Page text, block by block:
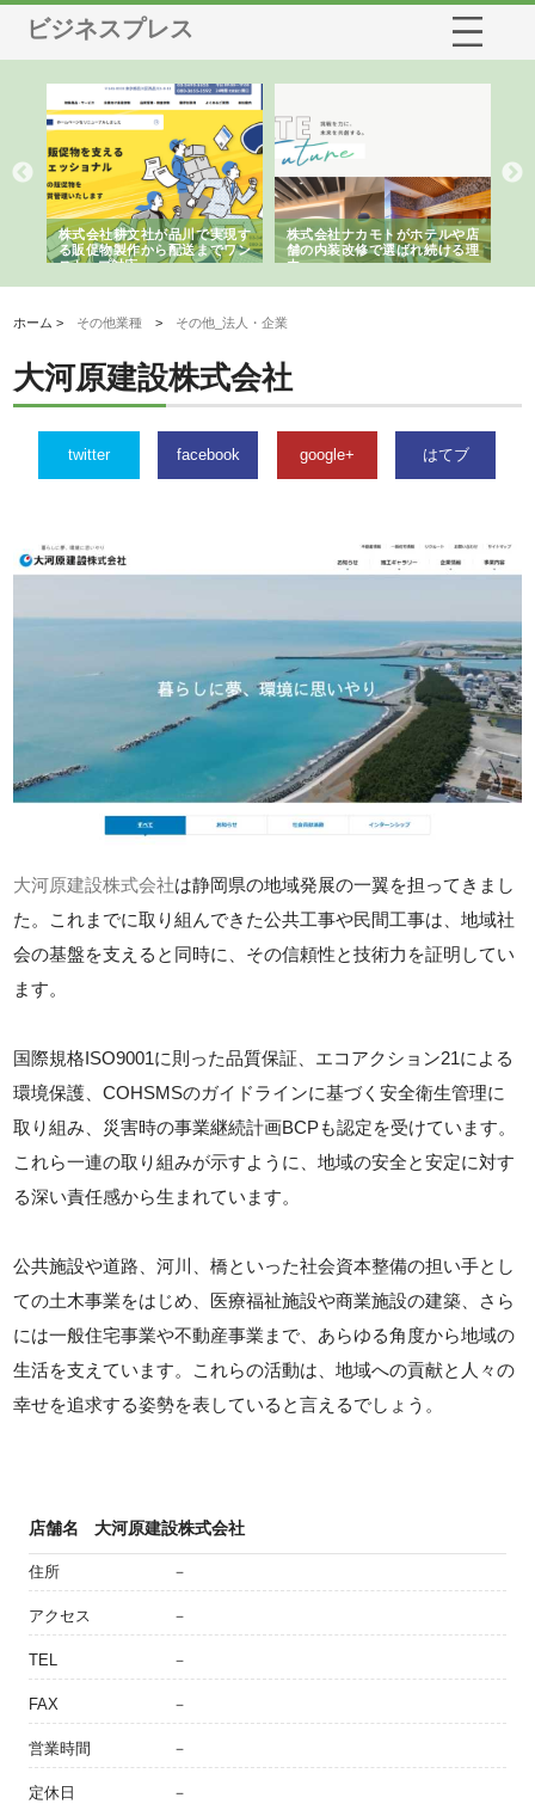
ビジネスプレス
株式会社耕文社が品川で実現す
る販促物製作から配送までワン
ストップ対応
株式会社ナカモトがホテルや店
舗の内装改修で選ばれ続ける理
由
ホーム > その他業種 > その他_法人・企業
大河原建設株式会社
twitter facebook google+ はてブ
大河原建設株式会社は静岡県の地域発展の一翼を担ってきまし
た。これまでに取り組んできた公共工事や民間工事は、地域社
会の基盤を支えると同時に、その信頼性と技術力を証明してい
ます。
国際規格ISO9001に則った品質保証、エコアクション21による
環境保護、COHSMSのガイドラインに基づく安全衛生管理に
取り組み、災害時の事業継続計画BCPも認定を受けています。
これら一連の取り組みが示すように、地域の安全と安定に対す
る深い責任感から生まれています。
公共施設や道路、河川、橋といった社会資本整備の担い手とし
ての土木事業をはじめ、医療福祉施設や商業施設の建築、さら
には一般住宅事業や不動産事業まで、あらゆる角度から地域の
生活を支えています。これらの活動は、地域への貢献と人々の
幸せを追求する姿勢を表していると言えるでしょう。
店舗名 大河原建設株式会社
住所 －
アクセス －
TEL －
FAX －
営業時間 －
定休日 －